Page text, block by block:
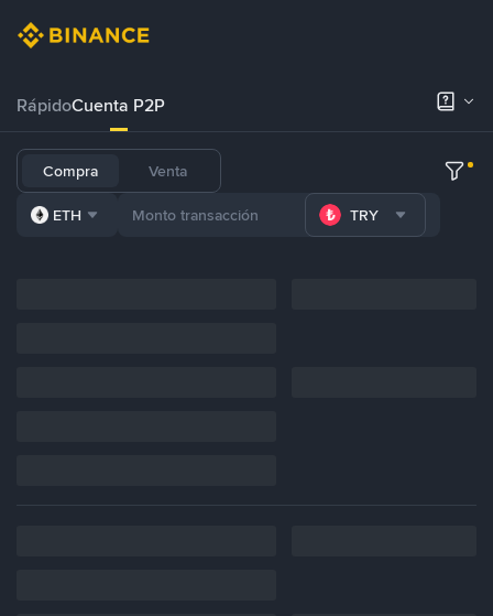
RápidoCuenta P2P
Compra Venta
ETH TRY